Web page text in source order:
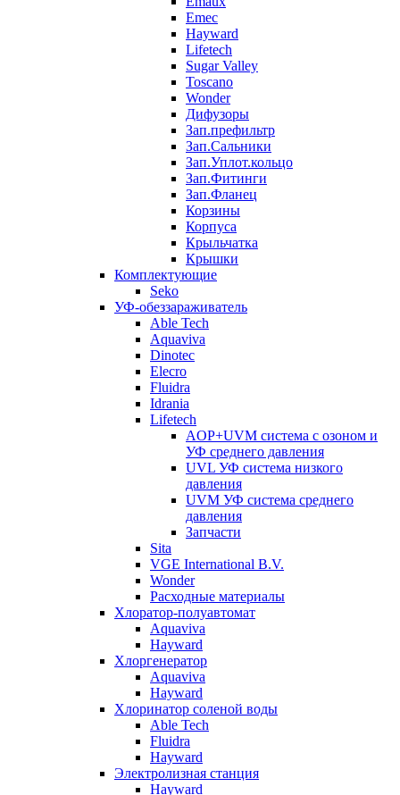
Emec
Hayward
Lifetech
Sugar Valley
Toscano
Wonder
Дифузоры
Зап.префильтр
Зап.Сальники
Зап.Уплот.кольцо
Зап.Фитинги
Зап.Фланец
Корзины
Корпуcа
Крыльчатка
Крышки
Комплектующие
Seko
УФ-обеззараживатель
Able Tech
Aquaviva
Dinotec
Elecro
Fluidra
Idrania
Lifetech
AOP+UVM система с озоном и
УФ среднего давления
UVL УФ система низкого
давления
UVM УФ система среднего
давления
Запчасти
Sita
VGE International B.V.
Wonder
Расходные материалы
Хлоратор-полуавтомат
Aquaviva
Hayward
Хлоргенератор
Aquaviva
Hayward
Хлоринатор соленой воды
Able Tech
Fluidra
Hayward
Электролизная станция
Hayward